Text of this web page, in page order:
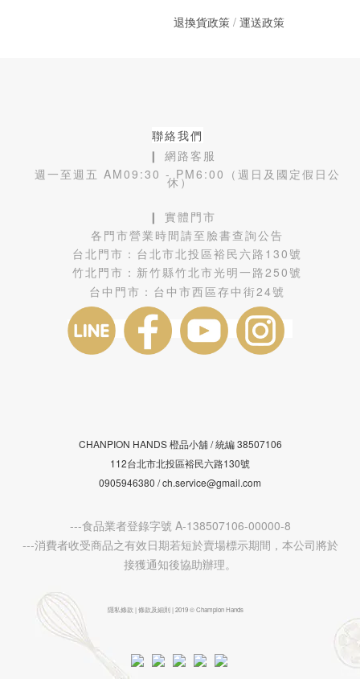
退換貨政策/ 運送政策
聯絡我們
❙ 網路客服
週一至週五 AM09:30 - PM6:00（週日及國定假日公
休）
❙ 實體門市
各門市營業時間請至臉書查詢公告
台北門市： 台北市北投區裕民六路130號
竹北門市： 新竹縣竹北市光明一路250號
台中門市： 台中市西區存中街24號
CHANPION HANDS 橙品小舖 /統編38507106
112台北市北投區裕民六路130號
0905946380 / ch.service@gmail.com
---食品業者登錄字號 A-138507106-00000-8
---消費者收受商品之有效日期若短於賣場標示期間，本公司將於
接獲通知後協助辦理。
隱私條款 | 條款及細則 | 2019 © Champion Hands